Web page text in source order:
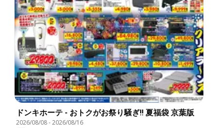
ドンキホーテ - おトクがお祭り騒ぎ!! 夏福袋 京葉版
2026/08/08-2026/08/16